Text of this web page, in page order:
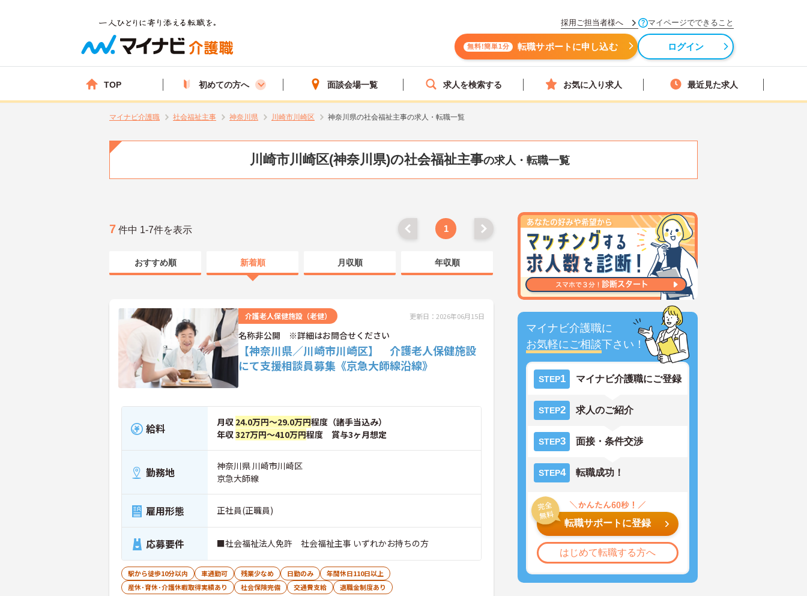
採用ご担当者様へ マイページでできること
無料!簡単1分 転職サポートに申し込む ログイン
TOP 初めての方へ 面談会場一覧 求人を検索する お気に入り求人 最近見た求人
マイナビ介護職 社会福祉主事 神奈川県 川崎市川崎区 神奈川県の社会福祉主事の求人・転職一覧
川崎市川崎区(神奈川県)の社会福祉主事の求人・転職一覧
マイナビ介護職に
お気軽にご相談下さい！
STEP1 マイナビ介護職にご登録
STEP2 求人のご紹介
STEP3 面接・条件交渉
STEP4 転職成功！
転職サポートに登録
はじめて転職する方へ
7 件中 1-7件を表示 1
おすすめ順 新着順 月収順 年収順
介護老人保健施設（老健） 更新日：2026年06月15日
名称非公開 ※詳細はお問合せください
【神奈川県／川崎市川崎区】 介護老人保健施設
にて支援相談員募集《京急大師線沿線》
給料 月収 24.0万円～29.0万円程度（諸手当込み）
年収327万円～410万円程度 賞与3ヶ月想定
勤務地
神奈川県 川崎市川崎区
京急大師線
雇用形態 正社員(正職員)
応募要件 ■社会福祉法人免許 社会福祉主事 いずれかお持ちの方
駅から徒歩10分以内 車通勤可 残業少なめ 日勤のみ
年間休日110日以上
産休･育休･介護休暇取得実績あり
社会保険完備 交通費支給 退職金制度あり